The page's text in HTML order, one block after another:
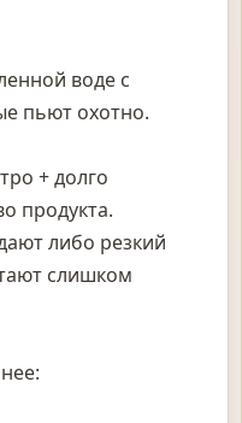
воде с
пьют охотно.
+ долго
продукта.
либо резкий
слишком